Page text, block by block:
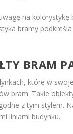
na
bramy podkreśla
BRAM
które w
bram. Takie
z tym stylem.
liniami budynku.